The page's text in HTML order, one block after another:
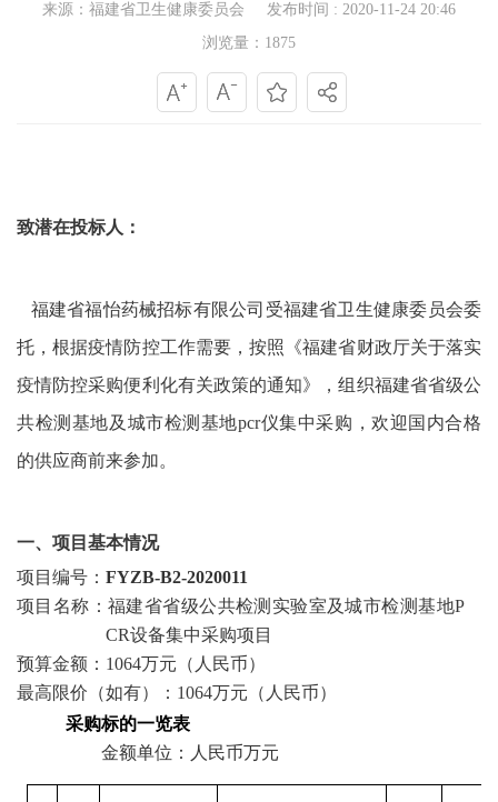
来源：福建省卫生健康委员会
发布时间 : 2020-11-24 20:46
浏览量：1875
致潜在投标人：
福建省福怡药械招标有限公司受福建省卫生健康委员会委
托，根据疫情防控工作需要，按照《福建省财政厅关于落实
疫情防控采购便利化有关政策的通知》，组织福建省省级公
共检测基地及城市检测基地pcr仪集中采购，欢迎国内合格
的供应商前来参加。
一、项目基本情况
项目编号： FYZB-B2-2020011
项目名称：福建省省级公共检测实验室及城市检测基地P
CR设备集中采购项目
预算金额： 1064万元（人民币）
最高限价（如有）： 1064万元（人民币）
采购标的一览表
金额单位：人民币万元